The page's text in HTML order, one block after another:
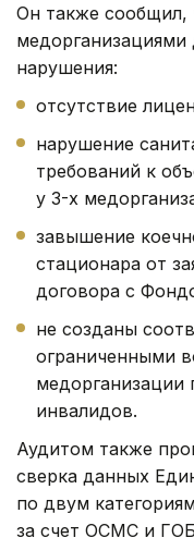
Он также сообщил,
нарушения:
отсутствие
нарушение
требований к
у 3-х
завышение
стационара от
договора с
не созданы
ограниченными
медорганизации
инвалидов.
Аудитом также
сверка данных
по двум
за счет ОСМС и